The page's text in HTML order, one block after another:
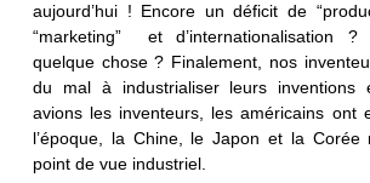
aujourd’hui ! Encore un déficit de
“marketing” et d’internationalisation
quelque chose ? Finalement, nos
du mal à industrialiser leurs inventions
avions les inventeurs, les américains ont
l’époque, la Chine, le Japon et la Corée
point de vue industriel.